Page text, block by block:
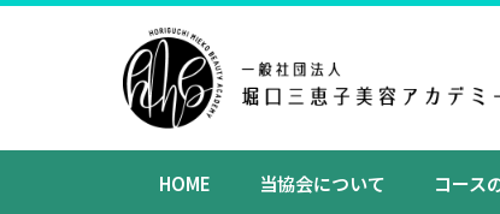
HOME 当協会について コース